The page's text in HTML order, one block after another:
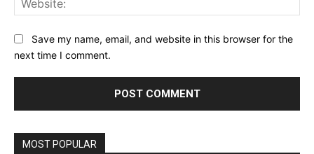
Save my name, email, and website in this browser for the
next time I comment.
MOST POPULAR